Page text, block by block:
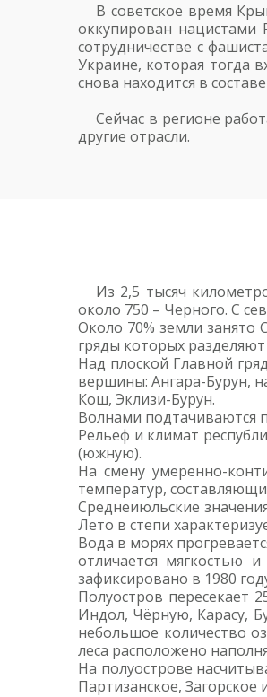
В советское время
оккупирован нацистами
сотрудничестве с
Украине, которая тогда
снова находится в
Сейчас в регионе
другие отрасли.
Из 2,5 тысяч
около 750 – Черного. С
Около 70% земли занято
гряды которых
Над плоской Главной
вершины: Ангара-Бурун,
Кош, Эклизи-Бурун.
Волнами подтачиваются
Рельеф и климат
(южную).
На смену умеренно-
температур,
Среднеиюльские
Лето в степи
Вода в морях
отличается мягкостью
зафиксировано в 1980
Полуостров пересекает
Индол, Чёрную, Карасу,
небольшое количество
леса расположено
На полуострове
Партизанское, Загорское